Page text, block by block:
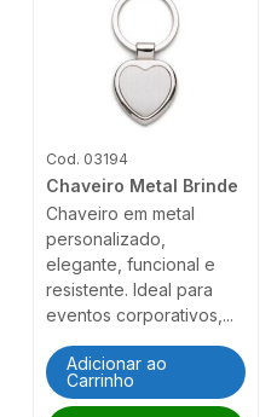
Cod. 03194
Chaveiro Metal Brinde
Chaveiro em metal
personalizado,
elegante, funcional e
resistente. Ideal para
eventos corporativos,...
Adicionar ao
Carrinho